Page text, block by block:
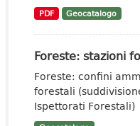
PDF Geocatalogo
Foreste: stazioni
Foreste: confini
forestali
Ispettorati Forestali)